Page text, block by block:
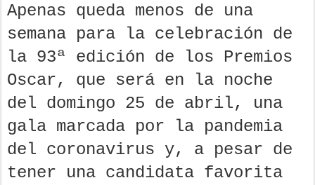
Apenas queda menos de una
semana para la celebración de
la 93ª edición de los Premios
Oscar, que será en la noche
del domingo 25 de abril, una
gala marcada por la pandemia
del coronavirus y, a pesar de
tener una candidata favorita